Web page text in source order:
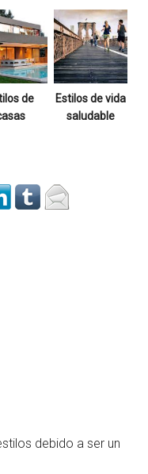
de
Estilos de vida
saludable
debido a ser un